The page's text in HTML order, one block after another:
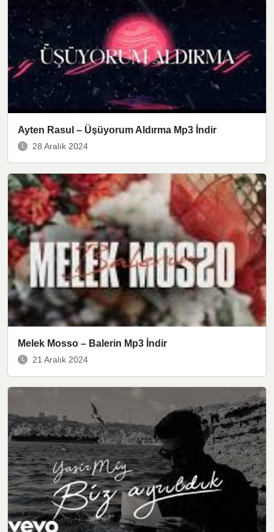
Ayten Rasul – Üşüyorum Aldırma Mp3 İndir
28 Aralık 2024
Melek Mosso – Balerin Mp3 İndir
21 Aralık 2024